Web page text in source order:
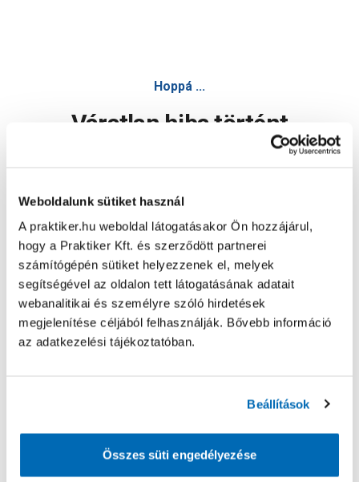
Weboldalunk sütiket használ
A praktiker.hu weboldal látogatásakor Ön hozzájárul,
hogy a Praktiker Kft. és szerződött partnerei
számítógépén sütiket helyezzenek el, melyek
segítségével az oldalon tett látogatásának adatait
webanalitikai és személyre szóló hirdetések
megjelenítése céljából felhasználják. Bővebb információ
az adatkezelési tájékoztatóban.
Beállítások
Összes süti engedélyezése
Hoppá ...
Váratlan hiba történt
Oldal újratöltése